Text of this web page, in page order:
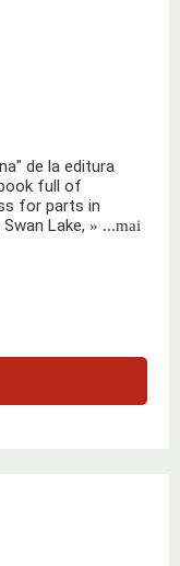
de la editura
full of
for parts in
Lake, » ...mai